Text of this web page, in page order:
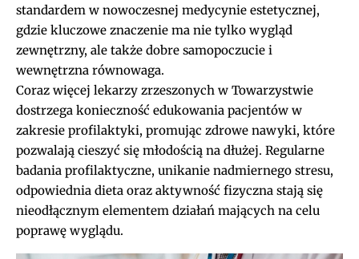
standardem w nowoczesnej medycynie estetycznej,
gdzie kluczowe znaczenie ma nie tylko wygląd
zewnętrzny, ale także dobre samopoczucie i
wewnętrzna równowaga.
Coraz więcej lekarzy zrzeszonych w Towarzystwie
dostrzega konieczność edukowania pacjentów w
zakresie profilaktyki, promując zdrowe nawyki, które
pozwalają cieszyć się młodością na dłużej. Regularne
badania profilaktyczne, unikanie nadmiernego stresu,
odpowiednia dieta oraz aktywność fizyczna stają się
nieodłącznym elementem działań mających na celu
poprawę wyglądu.